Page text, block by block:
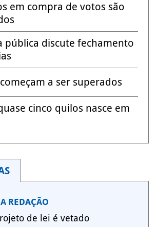
em compra de votos são
pública discute fechamento
a ser superados
cinco quilos nasce em
REDAÇÃO
de lei é vetado